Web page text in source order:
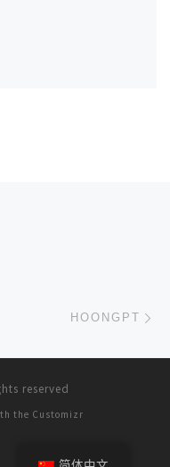
HOONGPT
reserved
the Customizr